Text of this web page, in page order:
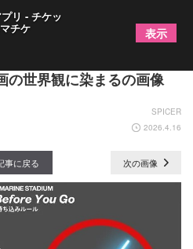
WARS NIGHT』開催！
の世界観に染まるの画像
SPICER
2026.4.16
事に戻る 次の画像
リ - チケッ
チケ 表示